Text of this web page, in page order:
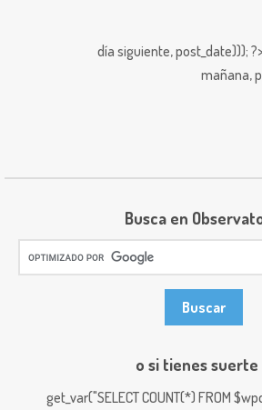
día siguiente,post_date))); ?>
mañana,
Busca en
o si tienes suerte
get_var("SELECT COUNT(*) FROM